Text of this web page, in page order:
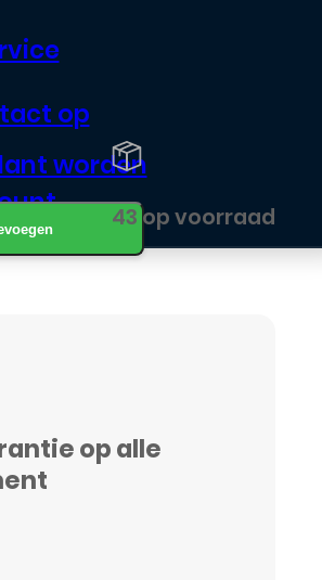
op
worden
43 op voorraad
op alle